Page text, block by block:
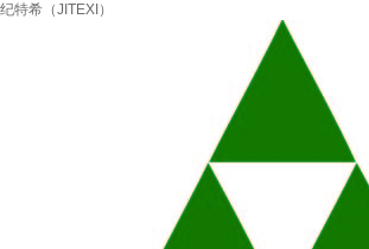
纪特希（JITEXI）